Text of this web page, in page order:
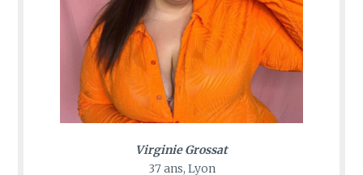
Virginie Grossat
37 ans, Lyon